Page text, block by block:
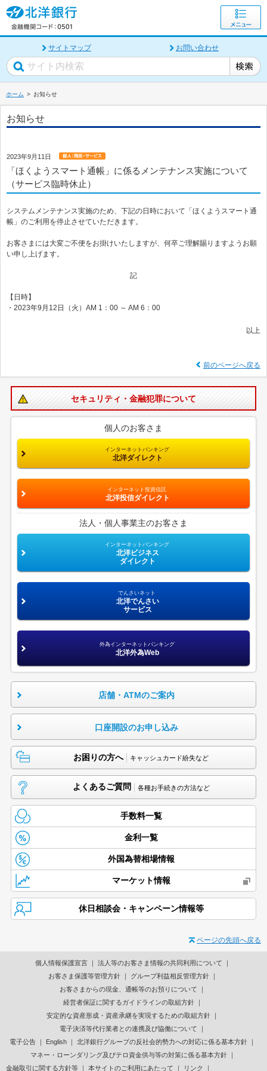
サイトマップ お問い合わせ
ホーム お知らせ
お知らせ
2023年9月11日
「ほくようスマート通帳」に係るメンテナンス実施について
（サービス臨時休止）
システムメンテナンス実施のため、下記の日時において「ほくようスマート通
帳」のご利用を停止させていただきます。
お客さまには大変ご不便をお掛けいたしますが、何卒ご理解賜りますようお願
い申し上げます。
記
【日時】
・2023年9月12日（火）AM 1：00 ～ AM 6：00
以上
前のページへ戻る
セキュリティ・金融犯罪について
個人のお客さま
インターネットバンキング
北洋ダイレクト
インターネット投資信託
北洋投信ダイレクト
法人・個人事業主のお客さま
インターネットバンキング
北洋ビジネス
ダイレクト
でんさいネット
北洋でんさい
サービス
外為インターネットバンキング
北洋外為Web
店舗・ATMのご案内
口座開設のお申し込み
お困りの方へ キャッシュカード紛失など
よくあるご質問 各種お手続きの方法など
手数料一覧
金利一覧
外国為替相場情報
マーケット情報
休日相談会・キャンペーン情報等
ページの先頭へ戻る
個人情報保護宣言
法人等のお客さま情報の共同利用について
お客さま保護等管理方針
グループ利益相反管理方針
お客さまからの現金、通帳等のお預りについて
経営者保証に関するガイドラインの取組方針
安定的な資産形成・資産承継を実現するための取組方針
電子決済等代行業者との連携及び協働について
電子公告
English
北洋銀行グループの反社会的勢力への対応に係る基本方針
マネー・ローンダリング及びテロ資金供与等の対策に係る基本方針
金融取引に関する方針等
本サイトのご利用にあたって リンク